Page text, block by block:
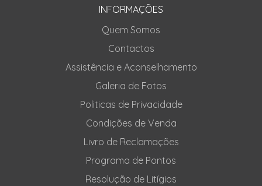
INFORMAÇÕES
Quem Somos
Contactos
Assistência e Aconselhamento
Galeria de Fotos
Politicas de Privacidade
Condições de Venda
Livro de Reclamações
Programa de Pontos
Resolução de Litígios